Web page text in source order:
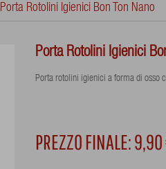
Porta Rotolini Igienici Bon Ton Nano
Porta Rotolini Igienici
Porta rotolini igienici a forma di osso
PREZZO FINALE:9,90